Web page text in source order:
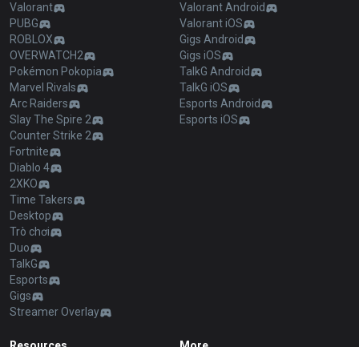
Valorant
PUBG
ROBLOX
OVERWATCH2
Pokémon Pokopia
Marvel Rivals
Arc Raiders
Slay The Spire 2
Counter Strike 2
Fortnite
Diablo 4
2XKO
Time Takers
Desktop
Trò chơi
Duo
TalkG
Esports
Gigs
Streamer Overlay
Valorant Android
Valorant iOS
Gigs Android
Gigs iOS
TalkG Android
TalkG iOS
Esports Android
Esports iOS